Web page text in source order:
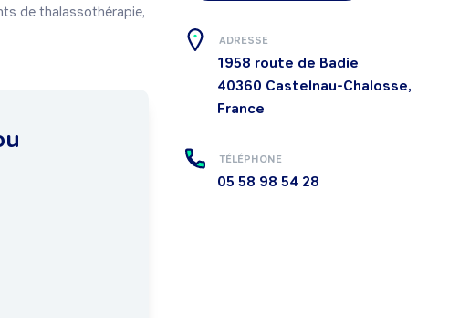
de thalassothérapie,
ADRESSE
1958 route de Badie
40360 Castelnau-Chalosse,
France
TÉLÉPHONE
05 58 98 54 28